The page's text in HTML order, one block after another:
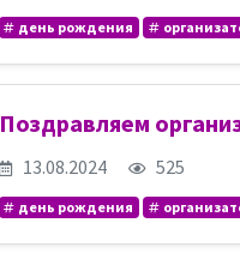
день рождения
Поздравляем
13.08.2024 525
день рождения